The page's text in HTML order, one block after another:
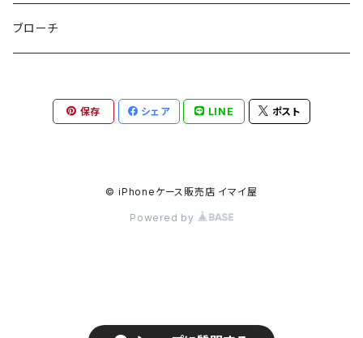
ミラー
ハンドタオル
気化冷却スカーフ
ヘアピン
ヘアクリップ
セットピアス
イヤーカフ
ブローチ
保存 シェア LINE ポスト
© iPhoneケース販売店 イマイ屋
Powered by